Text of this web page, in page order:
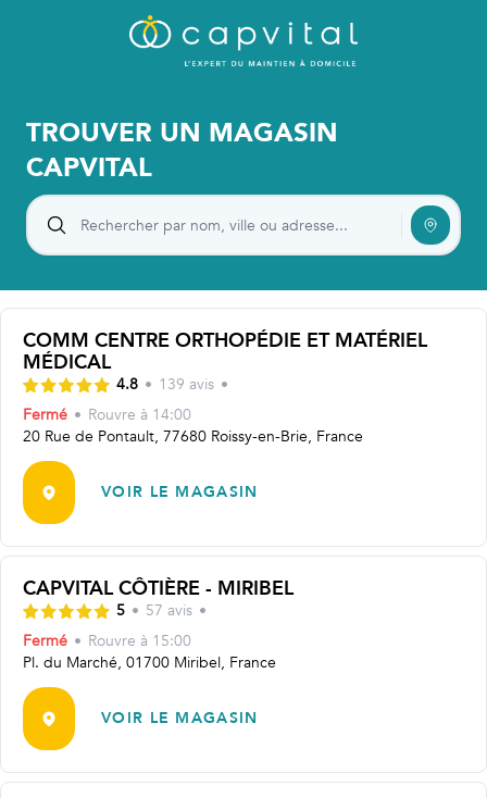
TROUVER UN MAGASIN
CAPVITAL
COMM CENTRE ORTHOPÉDIE ET MATÉRIEL
MÉDICAL
4.8 • 139 avis •
Fermé • Rouvre à 14:00
20 Rue de Pontault, 77680 Roissy-en-Brie, France
VOIR LE MAGASIN
CAPVITAL CÔTIÈRE - MIRIBEL
5 • 57 avis •
Fermé • Rouvre à 15:00
Pl. du Marché, 01700 Miribel, France
VOIR LE MAGASIN